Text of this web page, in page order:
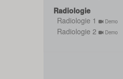
Radiologie
Radiologie 1
Demo
Radiologie 2 Demo